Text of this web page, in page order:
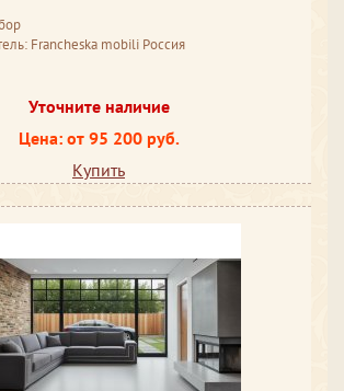
Francheska mobili Россия
Уточните наличие
Цена: от 95 200 руб.
Купить